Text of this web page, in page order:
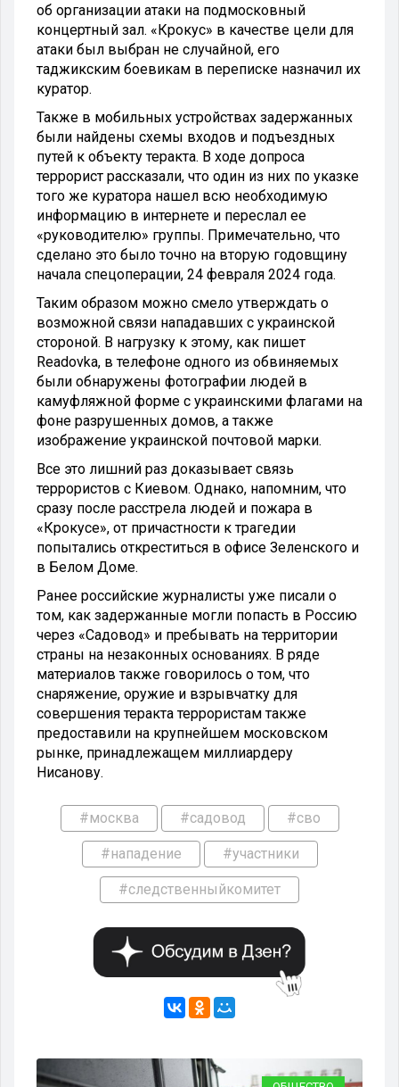
об организации атаки на подмосковный
концертный зал. «Крокус» в качестве цели для
атаки был выбран не случайной, его
таджикским боевикам в переписке назначил их
куратор.
Также в мобильных устройствах задержанных
были найдены схемы входов и подъездных
путей к объекту теракта. В ходе допроса
террорист рассказали, что один из них по указке
того же куратора нашел всю необходимую
информацию в интернете и переслал ее
«руководителю» группы. Примечательно, что
сделано это было точно на вторую годовщину
начала спецоперации, 24 февраля 2024 года.
Таким образом можно смело утверждать о
возможной связи нападавших с украинской
стороной. В нагрузку к этому, как пишет
Readovka, в телефоне одного из обвиняемых
были обнаружены фотографии людей в
камуфляжной форме с украинскими флагами на
фоне разрушенных домов, а также
изображение украинской почтовой марки.
Все это лишний раз доказывает связь
террористов с Киевом. Однако, напомним, что
сразу после расстрела людей и пожара в
«Крокусе», от причастности к трагедии
попытались откреститься в офисе Зеленского и
в Белом Доме.
Ранее российские журналисты уже писали о
том, как задержанные могли попасть в Россию
через «Садовод» и пребывать на территории
страны на незаконных основаниях. В ряде
материалов также говорилось о том, что
снаряжение, оружие и взрывчатку для
совершения теракта террористам также
предоставили на крупнейшем московском
рынке, принадлежащем миллиардеру
Нисанову.
#москва #садовод #сво
#нападение #участники
#следственныйкомитет